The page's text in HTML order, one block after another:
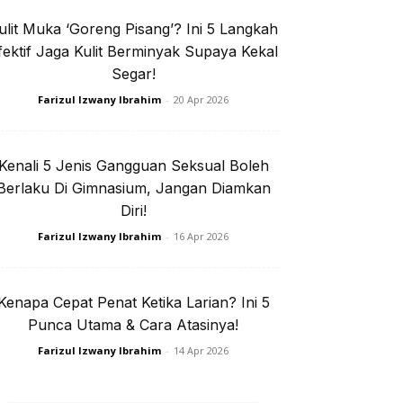
jer!Muka ‘Goreng Pisang’? Ini 5 Langkah
Jaga Kulit Berminyak Supaya Kekal
Segar!
Farizul Izwany Ibrahim - 20 Apr 2026
Kenali 5 Jenis Gangguan Seksual Boleh
Di Gimnasium, Jangan Diamkan
Diri!
Farizul Izwany Ibrahim - 16 Apr 2026
Cepat Penat Ketika Larian? Ini 5
Punca Utama & Cara Atasinya!
Farizul Izwany Ibrahim - 14 Apr 2026